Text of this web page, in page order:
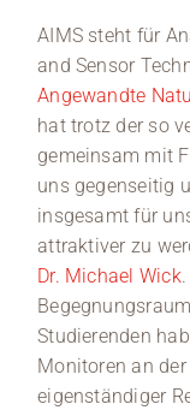
AIMS steht für
and Sensor
Angewandte
hat trotz der so
gemeinsam mit
uns gegenseitig
insgesamt für
attraktiver zu
Dr. Michael Wick
Studierenden
Monitoren an
eigenständiger